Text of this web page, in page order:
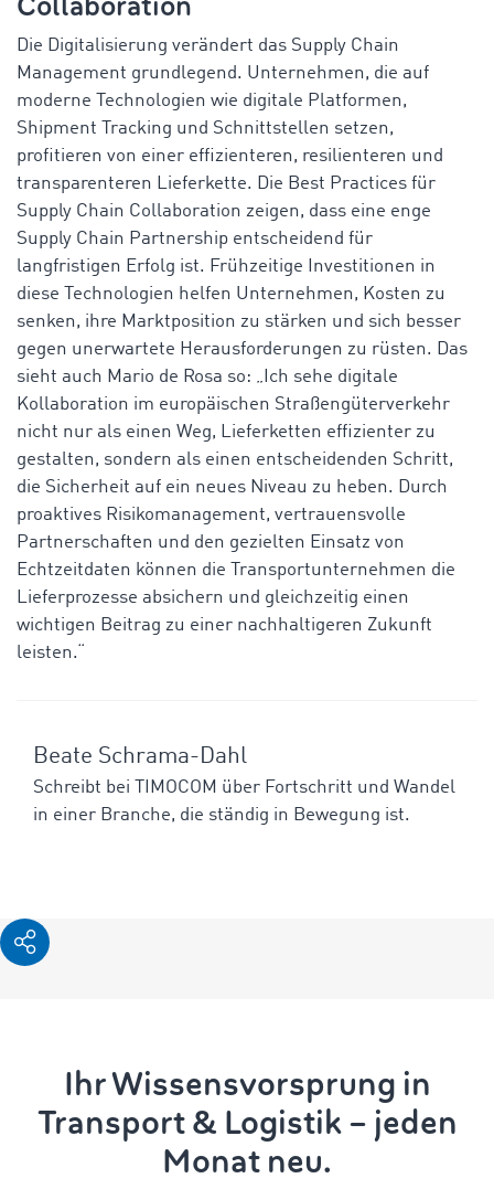
Die Digitalisierung verändert das Supply Chain
Management grundlegend. Unternehmen, die auf
moderne Technologien wie digitale Platformen,
Shipment Tracking und Schnittstellen setzen,
profitieren von einer effizienteren, resilienteren und
transparenteren Lieferkette. Die Best Practices für
Supply Chain Collaboration zeigen, dass eine enge
Supply Chain Partnership entscheidend für
langfristigen Erfolg ist. Frühzeitige Investitionen in
diese Technologien helfen Unternehmen, Kosten zu
senken, ihre Marktposition zu stärken und sich besser
gegen unerwartete Herausforderungen zu rüsten. Das
sieht auch Mario de Rosa so: „Ich sehe digitale
Kollaboration im europäischen Straßengüterverkehr
nicht nur als einen Weg, Lieferketten effizienter zu
gestalten, sondern als einen entscheidenden Schritt,
die Sicherheit auf ein neues Niveau zu heben. Durch
proaktives Risikomanagement, vertrauensvolle
Partnerschaften und den gezielten Einsatz von
Echtzeitdaten können die Transportunternehmen die
Lieferprozesse absichern und gleichzeitig einen
wichtigen Beitrag zu einer nachhaltigeren Zukunft
leisten.“
Beate Schrama-Dahl
Schreibt bei TIMOCOM über Fortschritt und Wandel
in einer Branche, die ständig in Bewegung ist.
Ihr Wissensvorsprung in
Transport & Logistik – jeden
Monat neu.